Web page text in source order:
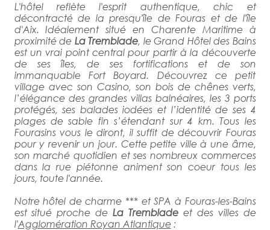
L'hôtel reflète l'esprit authentique, chic et
décontracté de la presqu'île de Fouras et de l'île
d'Aix. Idéalement situé en Charente Maritime à
proximité de La Tremblade, le Grand Hôtel des Bains
est un vrai point central pour partir à la découverte
de ses îles, de ses fortifications et de son
immanquable Fort Boyard. Découvrez ce petit
village avec son Casino, son bois de chênes verts,
l’élégance des grandes villas balnéaires, les 3 ports
protégés, ses balades iodées et l’identité de ses 4
plages de sable fin s’étendant sur 4 km. Tous les
Fourasins vous le diront, il suffit de découvrir Fouras
pour y revenir un jour. Cette petite ville à une âme,
son marché quotidien et ses nombreux commerces
dans la rue piétonne animent son coeur tous les
jours, toute l'année.
Notre hôtel de charme *** et SPA à Fouras-les-Bains
est situé proche deLa Trembladeet des villes de
l'Agglomération Royan Atlantique: